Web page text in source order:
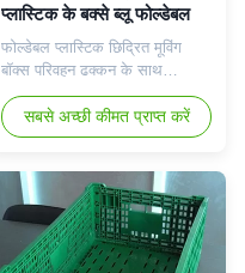
प्लास्टिक के बक्से ब्लू फोल्डेबल
फोल्डेबल प्लास्टिक छिद्रित मूविंग
बॉक्स परिवहन ढक्कन के साथ
बंधनेवाला टोकरा; उत्पाद वर्णन: यह
फल और सब्जी भंडारण + परिवहन के
लिए एक कंटेनर है।इसकी बड़ी मात्रा
और कंप्रेस किया जा सकता है,
जिससे सॉर्टिंग और स्टोरेज की दक्षता
में काफी सुधार होता है।यदि आपके
पास एक सुविधा स...
सबसे अच्छी कीमत प्राप्त करें